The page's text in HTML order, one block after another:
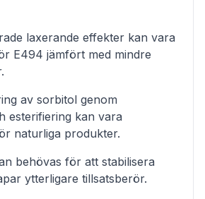
laxerande effekter kan vara
E494 jämfört med mindre
av sorbitol genom
esterifiering kan vara
naturliga produkter.
behövas för att stabilisera
ytterligare tillsatsberör.